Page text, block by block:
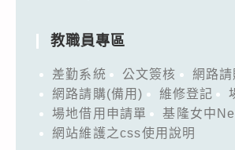
教職員專區
差勤系統 公文簽核
網路請
網路請購(備用)
維修登記
場地借用申請單
基隆女中
網站維護之css使用說明